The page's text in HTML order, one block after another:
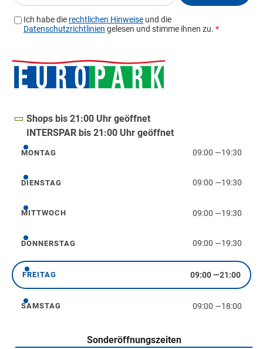
Shops bis 21:00 Uhr geöffnet
INTERSPAR bis 21:00 Uhr geöffnet
Montag
MONTAG 09:00 —19:30
Dienstag
DIENSTAG 09:00 —19:30
Mittwoch
MITTWOCH 09:00 —19:30
Donnerstag
DONNERSTAG 09:00 —19:30
Freitag
FREITAG 09:00—21:00
Samstag
SAMSTAG 09:00 —18:00
Sonderöffnungszeiten